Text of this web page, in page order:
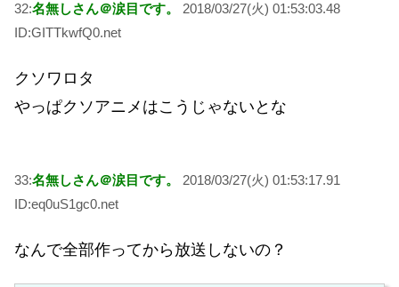
32:名無しさん＠涙目です。
2018/03/27(火) 01:53:03.48
ID:GITTkwfQ0.net
クソワロタ
やっぱクソアニメはこうじゃないとな
33:名無しさん＠涙目です。
2018/03/27(火) 01:53:17.91
ID:eq0uS1gc0.net
なんで全部作ってから放送しないの？